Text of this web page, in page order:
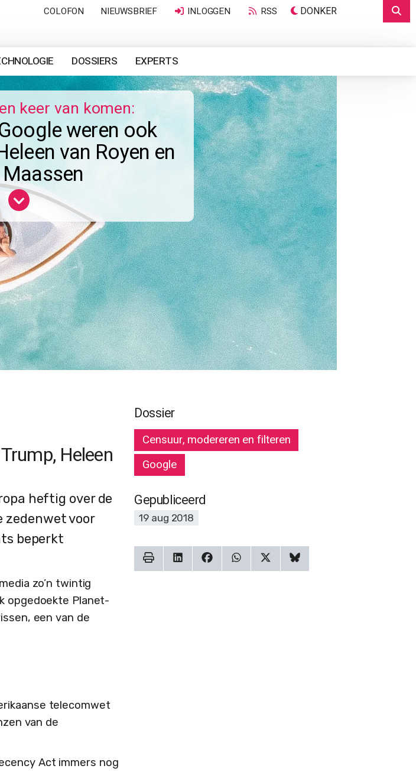
COLOFON NIEUWSBRIEF INLOGGEN RSS DONKER
DOSSIERS EXPERTS
keer van komen:
weren ook
van Royen en
Heleen
heftig over de
zedenwet voor
beperkt
zo’n twintig
opgedoekte Planet-
een van de
telecomwet
van de
Act immers nog
Dossier
Censuur, modereren en filteren
Google
Gepubliceerd
19 aug 2018